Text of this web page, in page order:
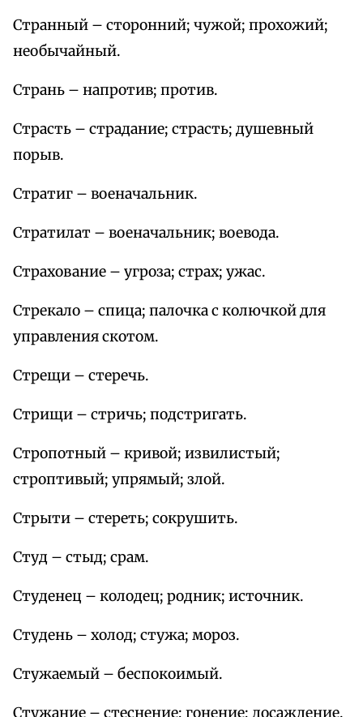
Странный – сторонний; чужой; прохожий;
необычайный.
Странь – напротив; против.
Страсть – страдание; страсть; душевный
порыв.
Стратиг – военачальник.
Стратилат – военачальник; воевода.
Страхование – угроза; страх; ужас.
Стрекало – спица; палочка с колючкой для
управления скотом.
Стрещи – стеречь.
Стрищи – стричь; подстригать.
Стропотный – кривой; извилистый;
строптивый; упрямый; злой.
Стрыти – стереть; сокрушить.
Студ – стыд; срам.
Студенец – колодец; родник; источник.
Студень – холод; стужа; мороз.
Стужаемый – беспокоимый.
Стужание – стеснение; гонение; досаждение.